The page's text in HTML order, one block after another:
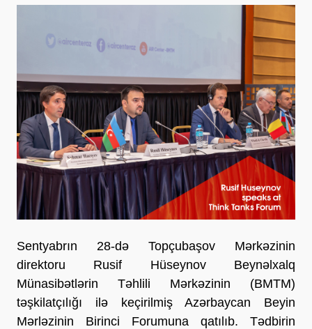
Sentyabrın 28-də Topçubaşov Mərkəzinin
direktoru Rusif Hüseynov Beynəlxalq
Münasibətlərin Təhlili Mərkəzinin (BMTM)
təşkilatçılığı ilə keçirilmiş Azərbaycan Beyin
Mərləzinin Birinci Forumuna qatılıb. Tədbirin